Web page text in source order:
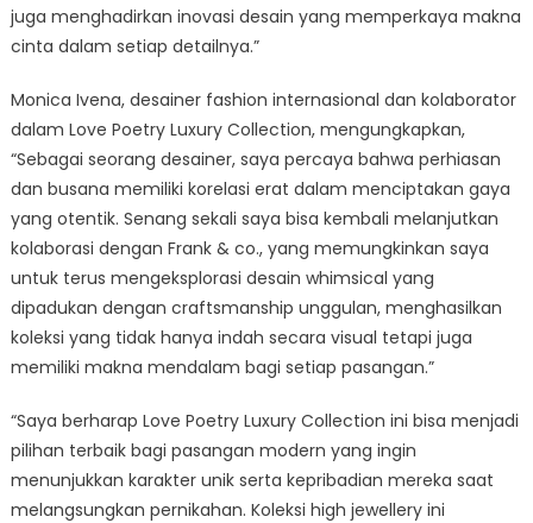
juga menghadirkan inovasi desain yang memperkaya makna
cinta dalam setiap detailnya.”
Monica Ivena, desainer fashion internasional dan kolaborator
dalam Love Poetry Luxury Collection, mengungkapkan,
“Sebagai seorang desainer, saya percaya bahwa perhiasan
dan busana memiliki korelasi erat dalam menciptakan gaya
yang otentik. Senang sekali saya bisa kembali melanjutkan
kolaborasi dengan Frank & co., yang memungkinkan saya
untuk terus mengeksplorasi desain whimsical yang
dipadukan dengan craftsmanship unggulan, menghasilkan
koleksi yang tidak hanya indah secara visual tetapi juga
memiliki makna mendalam bagi setiap pasangan.”
“Saya berharap Love Poetry Luxury Collection ini bisa menjadi
pilihan terbaik bagi pasangan modern yang ingin
menunjukkan karakter unik serta kepribadian mereka saat
melangsungkan pernikahan. Koleksi high jewellery ini